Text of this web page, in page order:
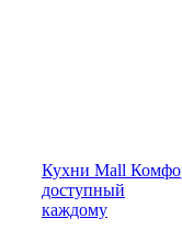
Кухни Mall
доступный
каждому